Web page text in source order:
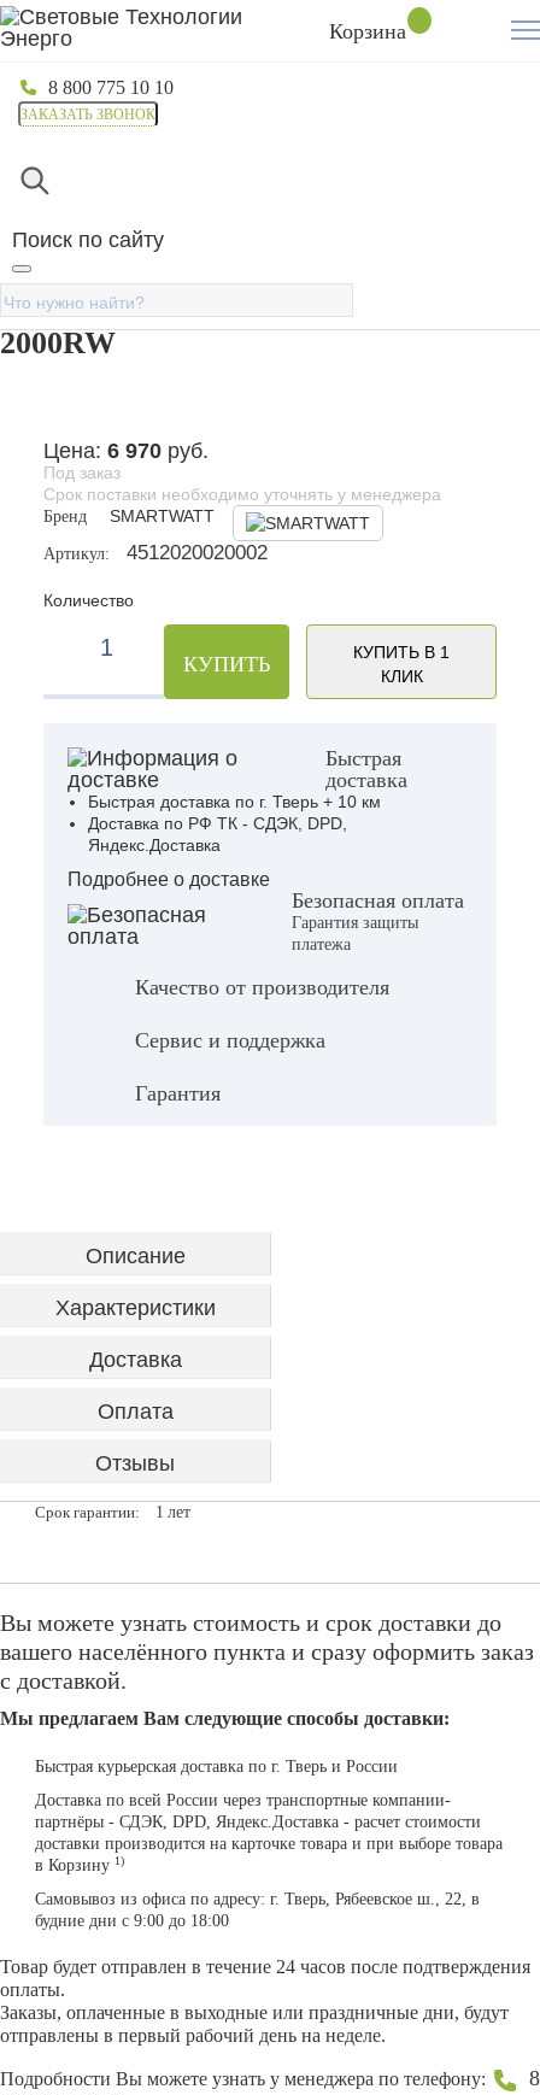
Корзина
8 800 775 10 10
ЗАКАЗАТЬ ЗВОНОК
Поиск по сайту
Главная
Стабилизатор напряжения
для газового котла
SMARTWATT AVR BOILER
2000RW
Цена: 6 970 руб.
Под заказ
Срок поставки необходимо уточнять у менеджера
Бренд
SMARTWATT
Артикул:
4512020020002
Количество
КУПИТЬ
КУПИТЬ В 1
КЛИК
Быстрая
доставка
Быстрая доставка по г. Тверь + 10 км
Доставка по РФ ТК - СДЭК, DPD,
Яндекс.Доставка
Подробнее о доставке
Безопасная оплата
Гарантия защиты
платежа
Качество от производителя
Сервис и поддержка
Гарантия
Описание
Характеристики
Доставка
Оплата
Отзывы
Срок гарантии: 1 лет
Вы можете узнать стоимость и срок доставки до
вашего населённого пункта и сразу оформить заказ
с доставкой.
Мы предлагаем Вам следующие способы доставки:
Быстрая курьерская доставка по г. Тверь и России
Доставка по всей России через транспортные компании-
партнёры - СДЭК, DPD, Яндекс.Доставка - расчет стоимости
доставки производится на карточке товара и при выборе товара
в Корзину 1)
Самовывоз из офиса по адресу: г. Тверь, Рябеевское ш., 22, в
будние дни с 9:00 до 18:00
Товар будет отправлен в течение 24 часов после подтверждения
оплаты.
Заказы, оплаченные в выходные или праздничные дни, будут
отправлены в первый рабочий день на неделе.
Подробности Вы можете узнать у менеджера по телефону:
8